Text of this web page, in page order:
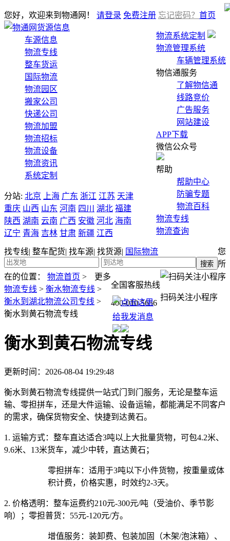
您好，欢迎来到物通网！ 请登录 免费注册 忘记密码？
物流系统定制
物流管理系统
车辆管理系统
物信通服务
了解物信通
线路竞价
广告服务
网站建设
APP下载
微信公众号
帮助
帮助中心
防骗专题
物流百科
物流专线
物流查询
找专线| 整车配货| 找车源| 找货源| 国际物流
全国客服热线
400-010-5656
扫码关注小程序
首页
货源信息
车源信息
物流专线
整车货运
国际物流
物流园区
搬家公司
快递公司
物流加盟
物流招标
物流设备
物流资讯
系统定制
分站: 北京 上海 广东 浙江 江苏 天津
重庆 山西 山东 河南 四川 湖北 福建
陕西 湖南 云南 广西 安徽 河北 海南
辽宁 青海 吉林 甘肃 新疆 江西
更多
您
所
在的位置：
物流首页 >
物流专线 > 衡水物流专线 >
衡水到湖北物流公司专线 >
衡水到黄石物流专线
衡水到黄石物流专线
更新时间：2026-08-04 19:29:48
衡水到黄石物流专线提供一站式门到门服务，无论是整车运
输、零担拼车，还是大件运输、设备运输，都能满足不同客户
的需求，确保货物安全、快捷到达黄石。
1. 运输方式： 整车直达适合3吨以上大批量货物，可包4.2米、
9.6米、13米货车，减少中转，直达黄石；
零担拼车：适用于3吨以下小件货物，按重量或体
积计费，价格实惠，时效约2-3天。
2. 价格透明： 整车运费约210元-300元/吨（受油价、季节影
响）；零担普货：55元-120元/方。
增值服务：装卸费、包装加固（木架/泡沫箱）、